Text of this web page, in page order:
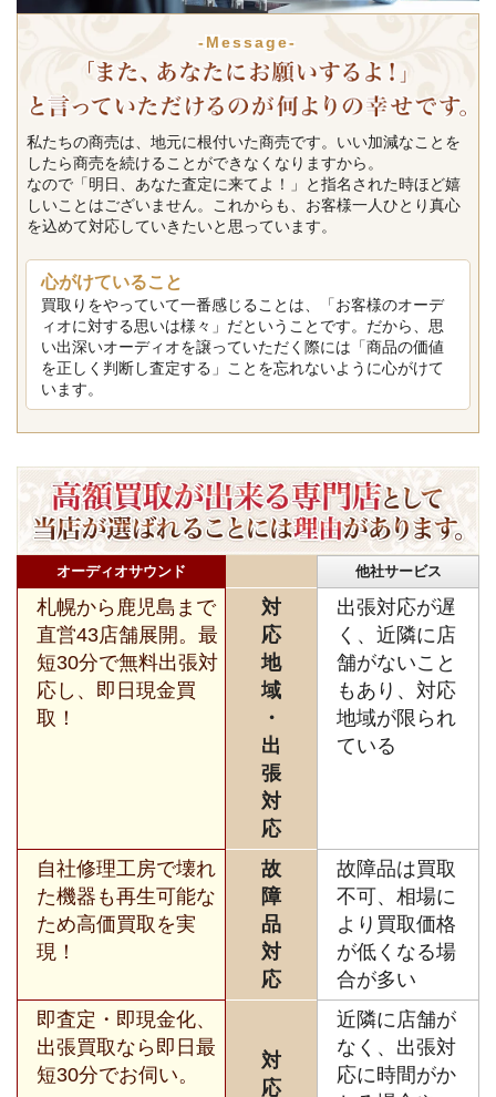
-Message-
私たちの商売は、地元に根付いた商売です。いい加減なことを
したら商売を続けることができなくなりますから。
なので「明日、あなた査定に来てよ！」と指名された時ほど嬉
しいことはございません。これからも、お客様一人ひとり真心
を込めて対応していきたいと思っています。
心がけていること
買取りをやっていて一番感じることは、「お客様のオーデ
ィオに対する思いは様々」だということです。だから、思
い出深いオーディオを譲っていただく際には「商品の価値
を正しく判断し査定する」ことを忘れないように心がけて
います。
オーディオサウンド 他社サービス
札幌から鹿児島まで
直営43店舗展開。最
短30分で無料出張対
応し、即日現金買
取！
対
応
地
域
・
出
張
対
応
出張対応が遅
く、近隣に店
舗がないこと
もあり、対応
地域が限られ
ている
自社修理工房で壊れ
た機器も再生可能な
ため高価買取を実
現！
故
障
品
対
応
故障品は買取
不可、相場に
より買取価格
が低くなる場
合が多い
即査定・即現金化、
出張買取なら即日最
短30分でお伺い。
対
応
近隣に店舗が
なく、出張対
応に時間がか